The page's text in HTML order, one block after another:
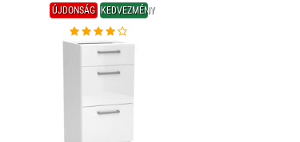
ÚJDONSÁG KEDVEZMÉNY